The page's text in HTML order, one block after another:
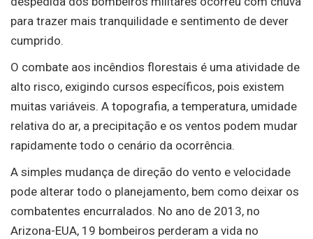
para trazer mais tranquilidade e sentimento de dever
cumprido.
O combate aos incêndios florestais é uma atividade de
alto risco, exigindo cursos específicos, pois existem
muitas variáveis. A topografia, a temperatura, umidade
relativa do ar, a precipitação e os ventos podem mudar
rapidamente todo o cenário da ocorrência.
A simples mudança de direção do vento e velocidade
pode alterar todo o planejamento, bem como deixar os
combatentes encurralados. No ano de 2013, no
Arizona-EUA, 19 bombeiros perderam a vida no